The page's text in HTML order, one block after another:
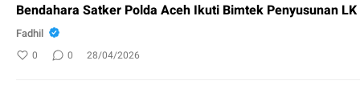
Bendahara Satker Polda Aceh Ikuti Bimtek Penyusunan LK
Fadhil
0 0 28/04/2026